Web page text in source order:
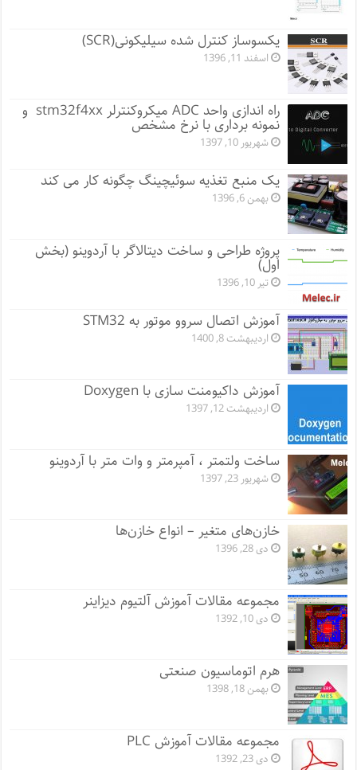
یکسوساز کنترل شده سیلیکونی(SCR)
اسفند 11, 1396
راه اندازی واحد ADC میکروکنترلر stm32f4xx و
نمونه برداری با نرخ مشخص
شهریور 10, 1397
یک منبع تغذیه سوئیچینگ چگونه کار می کند
بهمن 6, 1396
پروژه طراحی و ساخت دیتالاگر با آردوینو (بخش
اول)
تیر 10, 1396
آموزش اتصال سروو موتور به STM32
اردیبهشت 8, 1400
آموزش داکیومنت سازی با Doxygen
اردیبهشت 12, 1397
ساخت ولتمتر ، آمپرمتر و وات متر با آردوینو
شهریور 23, 1397
خازن‌های متغیر – انواع خازن‌ها
دی 28, 1396
مجموعه مقالات آموزش آلتیوم دیزاینر
دی 10, 1392
هرم اتوماسیون صنعتی
بهمن 18, 1398
مجموعه مقالات آموزش PLC
دی 23, 1392